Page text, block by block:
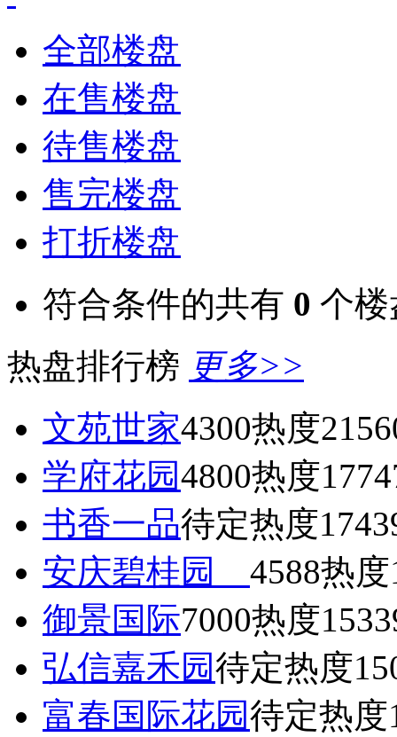
全部楼盘
在售楼盘
待售楼盘
售完楼盘
打折楼盘
符合条件的共有 0 个楼
热盘排行榜 更多>>
文苑世家4300热度
学府花园4800热度
书香一品待定热度
安庆碧桂园 4588热度
御景国际7000热度
弘信嘉禾园待定热度
富春国际花园待定热度